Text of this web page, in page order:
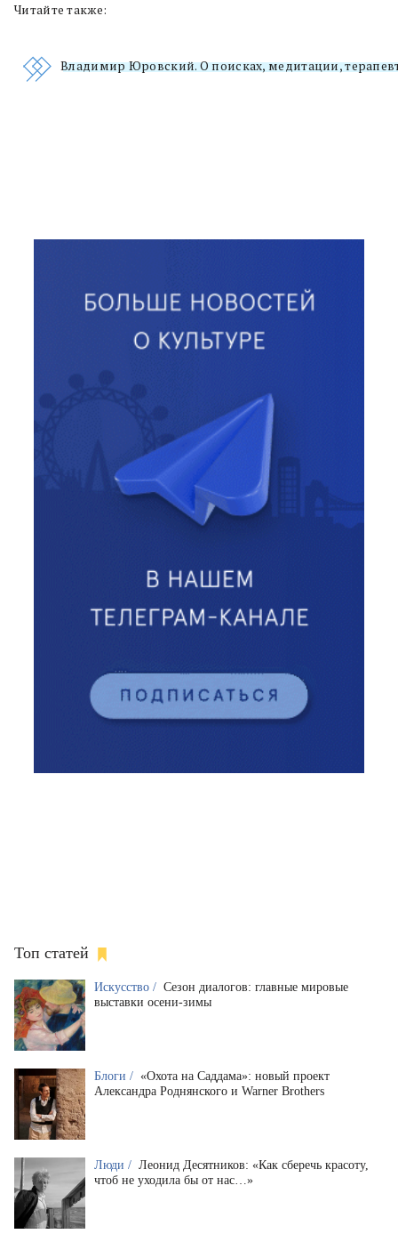
Читайте также:
Владимир Юровский. О поисках, медитации,
Топ статей
Искусство / Сезон диалогов: главные мировые
выставки осени-зимы
Блоги / «Охота на Саддама»: новый проект
Александра Роднянского и Warner Brothers
Люди / Леонид Десятников: «Как сберечь красоту,
чтоб не уходила бы от нас…»